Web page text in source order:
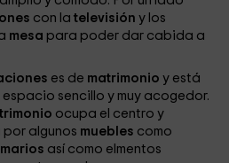
con latelevisión y los
mesa para poder dar cabida a
es de matrimonio y está
sencillo y muy acogedor.
ocupa el centro y
algunos muebles como
así como elmentos